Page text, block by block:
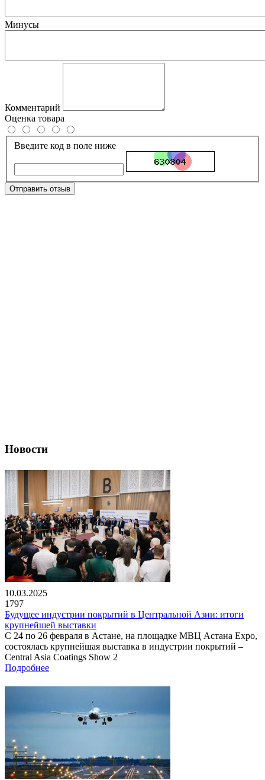
Минусы
Комментарий
Оценка товара
Введите код в поле ниже
Отправить отзыв
Новости
10.03.2025
1797
Будущее индустрии покрытий в Центральной Азии: итоги
крупнейшей выставки
С 24 по 26 февраля в Астане, на площадке МВЦ Астана Expo,
состоялась крупнейшая выставка в индустрии покрытий –
Central Asia Coatings Show 2
Подробнее